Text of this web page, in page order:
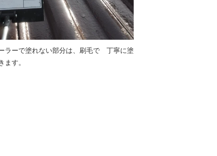
ラーで塗れない部分は、刷毛で 丁寧に塗
ます。